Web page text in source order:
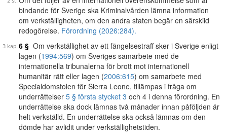
bindande för Sverige ska Kriminalvården lämna information
om verkställigheten, om den andra staten begär en särskild
redogörelse. Förordning (2026:284).
6 § Om verkställighet av ett fängelsestraff sker i Sverige enligt
lagen (1994:569) om Sveriges samarbete med de
internationella tribunalerna för brott mot internationell
humanitär rätt eller lagen (2006:615) om samarbete med
Specialdomstolen för Sierra Leone, tillämpas i fråga om
underrättelser 5 § första stycket 3 och 4 i denna förordning. En
underrättelse ska dock lämnas två månader innan påföljden är
helt verkställd. En underrättelse ska också lämnas om den
dömde har avlidit under verkställighetstiden.